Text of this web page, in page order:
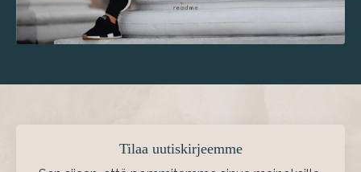
Tilaa uutiskirjeemme